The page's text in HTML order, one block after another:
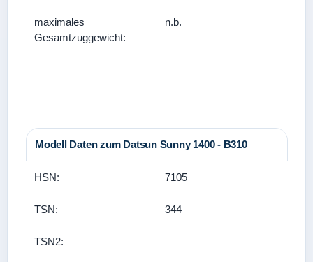
maximales
Gesamtzuggewicht:
n.b.
Modell Daten zum Datsun Sunny 1400 - B310
HSN: 7105
TSN: 344
TSN2: